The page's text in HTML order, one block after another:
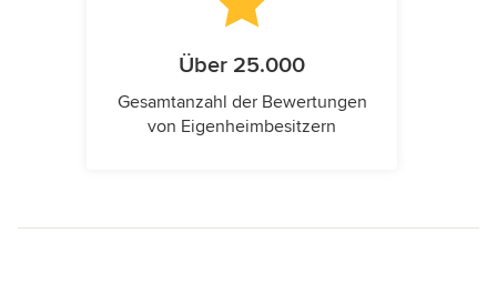
Über 25.000
Gesamtanzahl der Bewertungen
von Eigenheimbesitzern